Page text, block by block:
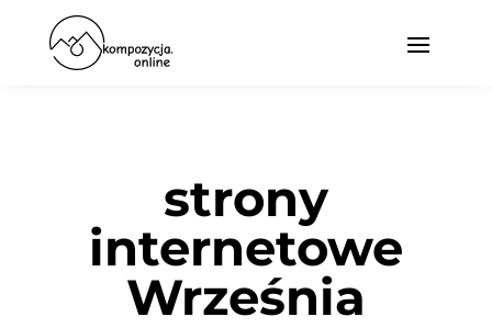
strony
internetowe
Września